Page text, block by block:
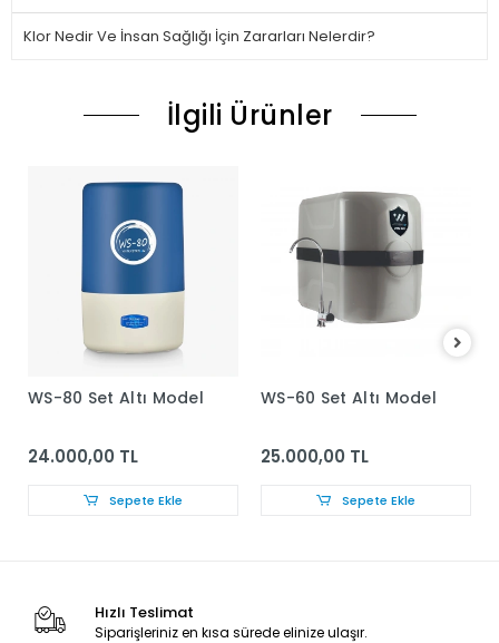
Klor Nedir Ve İnsan Sağlığı İçin Zararları Nelerdir?
İlgili Ürünler
WS-80 Set Altı Model
24.000,00 TL
Sepete Ekle
WS-60 Set Altı Model
25.000,00 TL
Sepete Ekle
Hızlı Teslimat
Siparişleriniz en kısa sürede elinize ulaşır.